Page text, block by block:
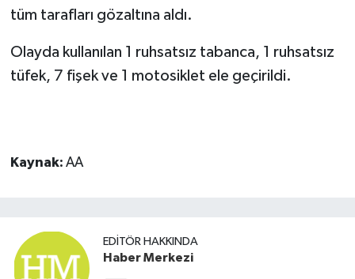
tüm tarafları gözaltına aldı.
Olayda kullanılan 1 ruhsatsız tabanca, 1 ruhsatsız
tüfek, 7 fişek ve 1 motosiklet ele geçirildi.
Kaynak: AA
EDITÖR HAKKINDA
Haber Merkezi